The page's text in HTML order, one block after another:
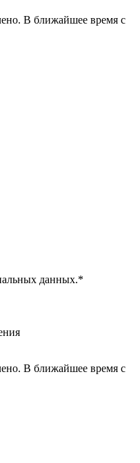
В ближайшее время с
данных.*
В ближайшее время с